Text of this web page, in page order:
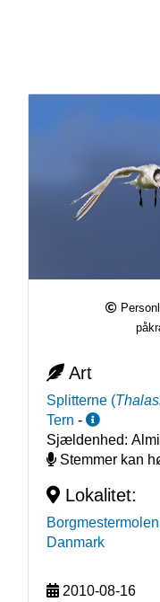
Art
Splitterne (
Tern -
Sjældenhed:
Stemmer kan
Lokalitet:
Danmark
2010-08-16